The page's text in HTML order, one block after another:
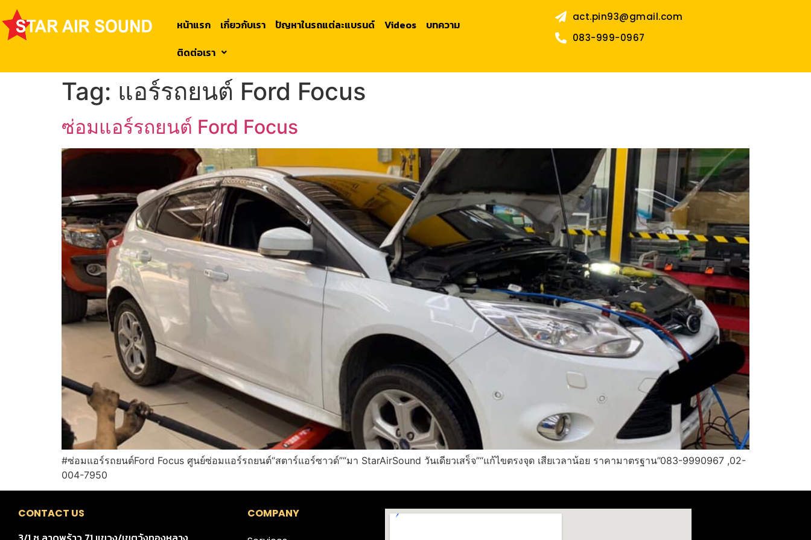
หน้าแรก เกี่ยวกับเรา ปัญหาในรถแต่ละแบรนด์ Videos
บทความ
ติดต่อเรา
act.pin93@gmail.com
083-999-0967
Tag: แอร์รถยนต์ Ford Focus
ซ่อมแอร์รถยนต์ Ford Focus
#ซ่อมแอร์รถยนต์Ford Focus ศูนย์ซ่อมแอร์รถยนต์“สตาร์แอร์ซาวด์”“มา StarAirSound วันเดียวเสร็จ”“แก้ไขตรงจุด เสียเวลาน้อย ราคามาตรฐาน”083-9990967 ,02-
004-7950
CONTACT US
COMPANY